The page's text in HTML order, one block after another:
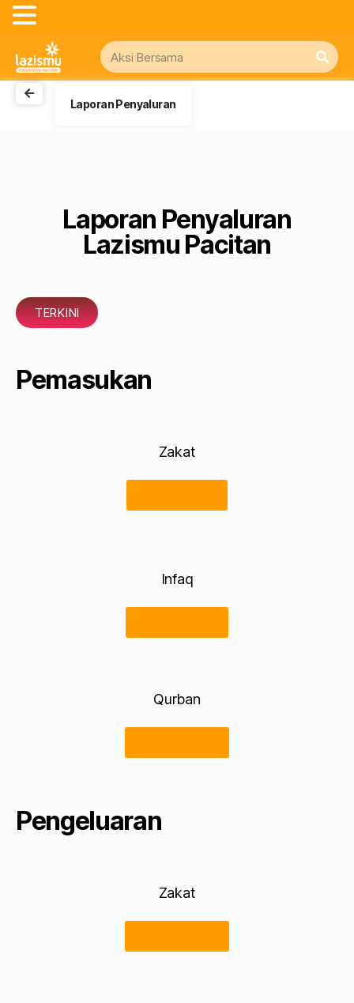
Laporan Penyaluran
Laporan Penyaluran
Lazismu Pacitan
TERKINI
Pemasukan
Zakat
Infaq
Qurban
Pengeluaran
Zakat